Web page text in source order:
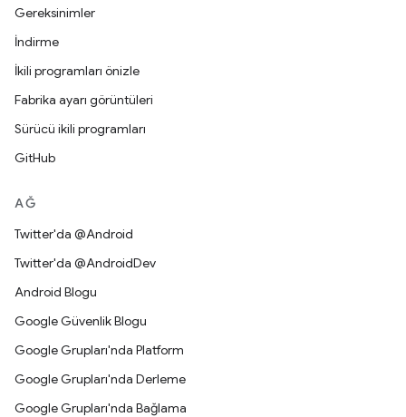
Gereksinimler
İndirme
İkili programları önizle
Fabrika ayarı görüntüleri
Sürücü ikili programları
GitHub
AĞ
Twitter'da @Android
Twitter'da @AndroidDev
Android Blogu
Google Güvenlik Blogu
Google Grupları'nda Platform
Google Grupları'nda Derleme
Google Grupları'nda Bağlama